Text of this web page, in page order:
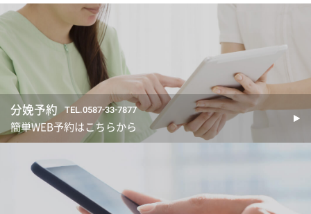
分娩予約
TEL.0587-33-7877
簡単WEB予約はこちらから